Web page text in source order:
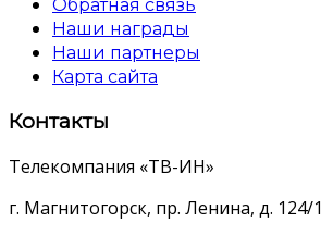
Обратная связь
Наши награды
Наши партнеры
Карта сайта
Контакты
Телекомпания «ТВ-ИН»
г. Магнитогорск, пр. Ленина, д. 124/1